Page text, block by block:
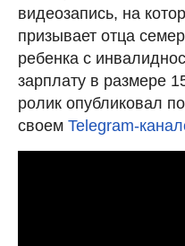
видеозапись, на
призывает отца
ребенка с
зарплату в размере
ролик опубликовал
своем Telegram-